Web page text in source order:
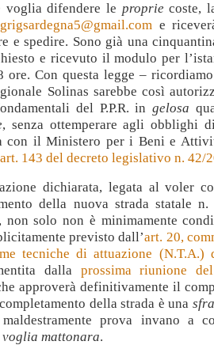
voglia difendere le proprie coste,
grigsardegna5@gmail.com e
e spedire. Sono già una
e ricevuto il modulo per
ore. Con questa legge –
Solinas sarebbe così
del P.P.R. ingelosa
, senza ottemperare agli obblighi
con il Ministero per i Beni e
art. 143 del decreto legislativo n. 42/
dichiarata, legata al voler
della nuova strada statale
non solo non è minimamente
previsto dall’art. 20,
tecniche di attuazione (N.T.A.)
dalla prossima riunione
approverà definitivamente il
della strada è una
prova invano a
voglia mattonara.